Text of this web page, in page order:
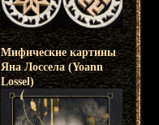
Мифические картины
Яна Лоссела (Yoann
Lossel)